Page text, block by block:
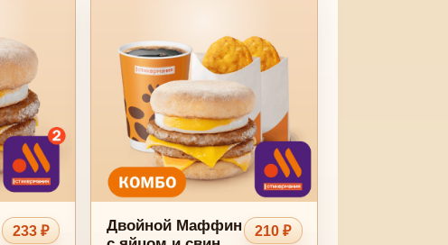
233 ₽
Двойной Маффин
210 ₽